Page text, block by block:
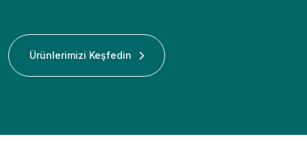
Ürünlerimizi Keşfedin